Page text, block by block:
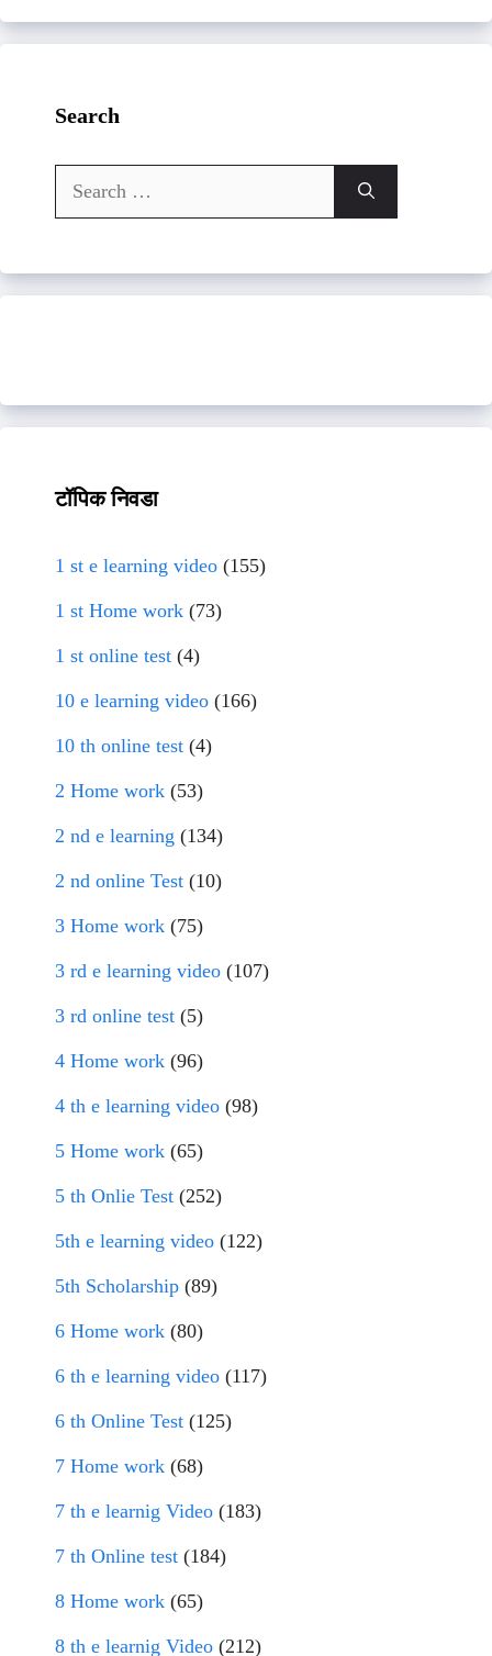
Search
Search
for:
टॉपिक निवडा
1 st e learning video (155)
1 st Home work (73)
1 st online test (4)
10 e learning video (166)
10 th online test (4)
2 Home work (53)
2 nd e learning (134)
2 nd online Test (10)
3 Home work (75)
3 rd e learning video (107)
3 rd online test (5)
4 Home work (96)
4 th e learning video (98)
5 Home work (65)
5 th Onlie Test (252)
5th e learning video (122)
5th Scholarship (89)
6 Home work (80)
6 th e learning video (117)
6 th Online Test (125)
7 Home work (68)
7 th e learnig Video (183)
7 th Online test (184)
8 Home work (65)
8 th e learnig Video (212)